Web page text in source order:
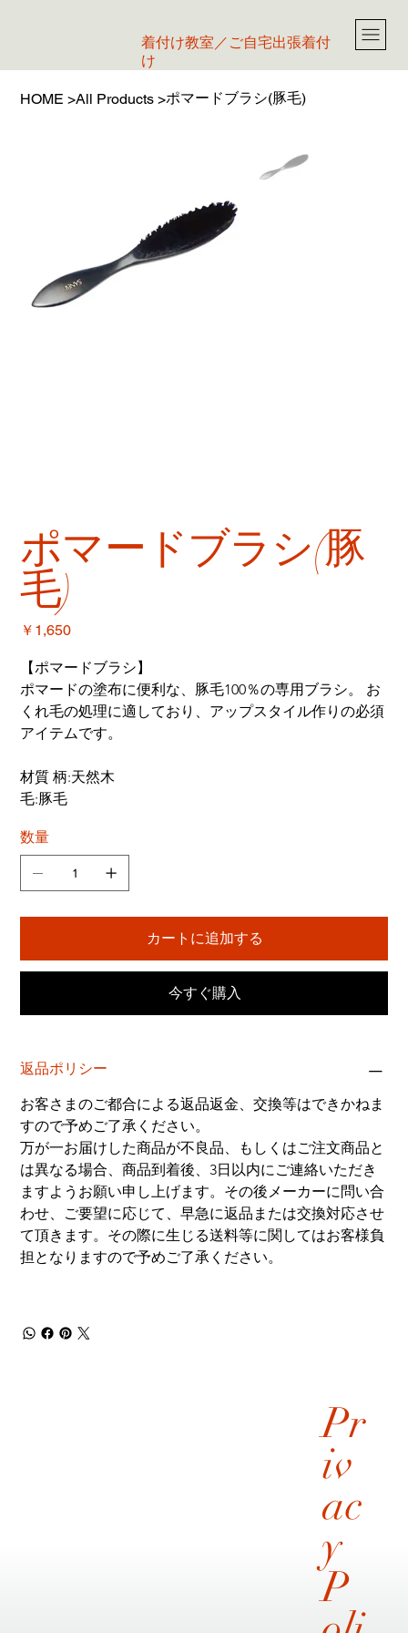
​着付け教室／ご自宅出張着付
け
HOME >All Products >ポマードブラシ(豚毛)
ポマードブラシ(豚
毛)
価
￥1,650
【ポマードブラシ】
ポマードの塗布に便利な、豚毛100％の専用ブラシ。 お
くれ毛の処理に適しており、アップスタイル作りの必須
アイテムです。
材質 柄:天然木
毛:豚毛
数量
カートに追加する
今すぐ購入
返品ポリシー
お客さまのご都合による返品返金、交換等はできかねま
すので予めご了承ください。
万が一お届けした商品が不良品、もしくはご注文商品と
は異なる場合、商品到着後、3日以内にご連絡いただき
ますようお願い申し上げます。その後メーカーに問い合
わせ、ご要望に応じて、早急に返品または交換対応させ
て頂きます。その際に生じる送料等に関してはお客様負
担となりますので予めご了承ください。
Pr
iv
ac
y
P